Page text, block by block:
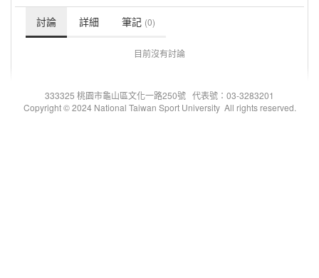
討論 詳細 筆記 (0)
目前沒有討論
333325 桃園市龜山區文化一路250號 代表號：03-3283201
Copyright © 2024 National Taiwan Sport University All rights reserved.